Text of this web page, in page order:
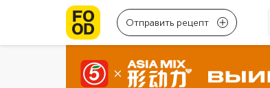
Отправить рецепт